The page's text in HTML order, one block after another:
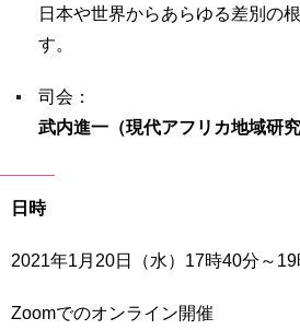
日本や世界からあらゆる差別の
す。
司会：
武内進一（現代アフリカ地域研究
日時
2021年1月20日（水）17時40分～
Zoomでのオンライン開催